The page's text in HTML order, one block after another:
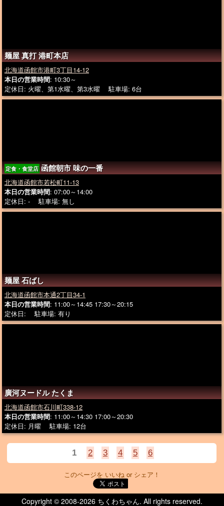
麺屋 真打 港町本店
北海道函館市港町3丁目14-12
本日の営業時間: 10:30～
定休日: 火曜、第1水曜、第3水曜 駐車場: 6台
定食・食堂店 函館朝市 味の一番
北海道函館市若松町11-13
本日の営業時間: 07:00～14:00
定休日: - 駐車場: 無し
麺屋 石ばし
北海道函館市本通2丁目34-1
本日の営業時間: 11:00～14:45 17:30～20:15
定休日: 駐車場: 有り
廣河ヌードル たくま
北海道函館市石川町338-12
本日の営業時間: 11:00～14:30 17:00～20:30
定休日: 月曜 駐車場: 12台
1 2 3 4 5 6
このページを いいね or シェア！
Copyright © 2008-2026 ちくわちゃん. All rights reserved.